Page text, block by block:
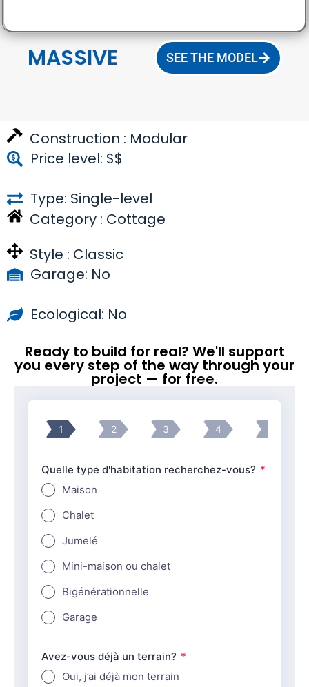
MASSIVE SEE THE MODEL
Construction : Modular
Price level: $$
Type: Single-level
Category : Cottage
Style : Classic
Garage: No
Ecological: No
Ready to build for real? We'll support
you every step of the way through your
project — for free.